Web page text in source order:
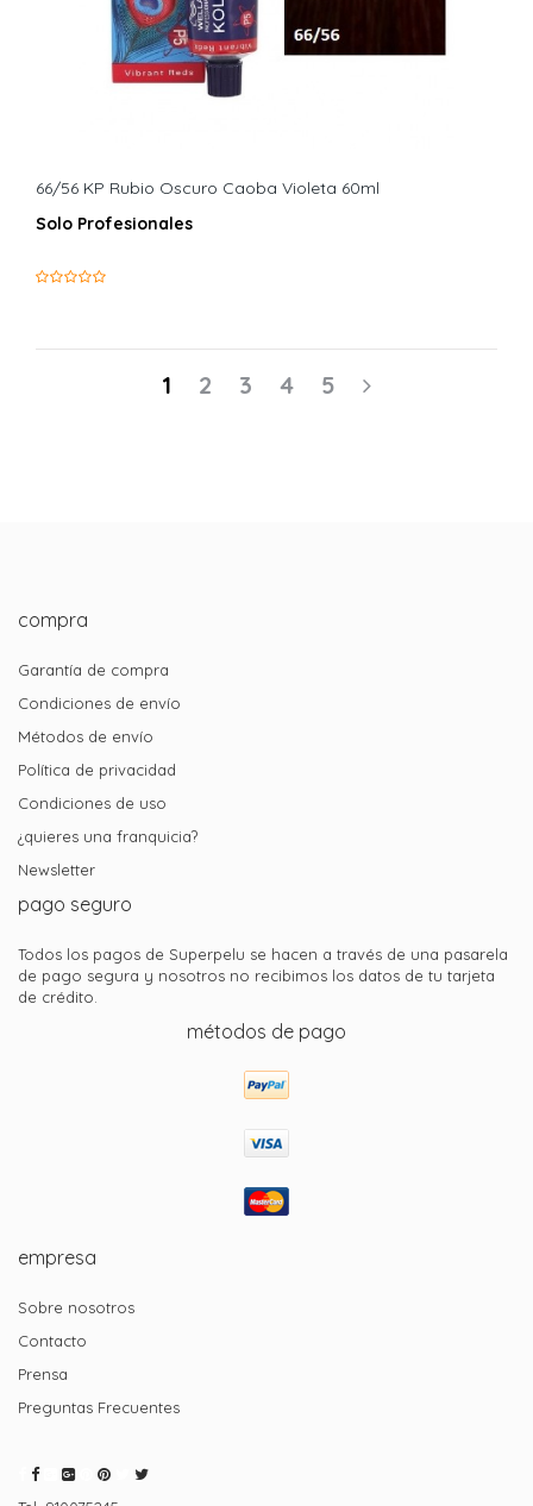
66/56 KP Rubio Oscuro Caoba Violeta 60ml
Solo Profesionales
1 2 3 4 5
compra
Garantía de compra
Condiciones de envío
Métodos de envío
Política de privacidad
Condiciones de uso
¿quieres una franquicia?
Newsletter
pago seguro
Todos los pagos de Superpelu se hacen a través de una pasarela
de pago segura y nosotros no recibimos los datos de tu tarjeta
de crédito.
métodos de pago
empresa
Sobre nosotros
Contacto
Prensa
Preguntas Frecuentes